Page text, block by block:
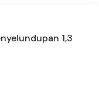
1,3